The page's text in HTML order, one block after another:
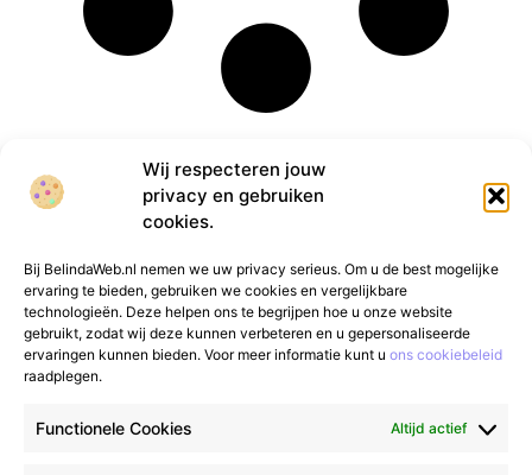
Wij respecteren jouw
privacy en gebruiken
cookies.
Bij BelindaWeb.nl nemen we uw privacy serieus. Om u de best mogelijke
ervaring te bieden, gebruiken we cookies en vergelijkbare
technologieën. Deze helpen ons te begrijpen hoe u onze website
gebruikt, zodat wij deze kunnen verbeteren en u gepersonaliseerde
ervaringen kunnen bieden. Voor meer informatie kunt u ons cookiebeleid
raadplegen.
Functionele Cookies Altijd actief
Van alledaags tot bijzonder – lees het op
gfgmarketing.nl.
te bieden heeft.